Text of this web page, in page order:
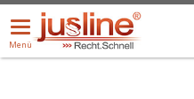
Menü
öffnen/schließen
Menü
ALLE DROPDOWN: